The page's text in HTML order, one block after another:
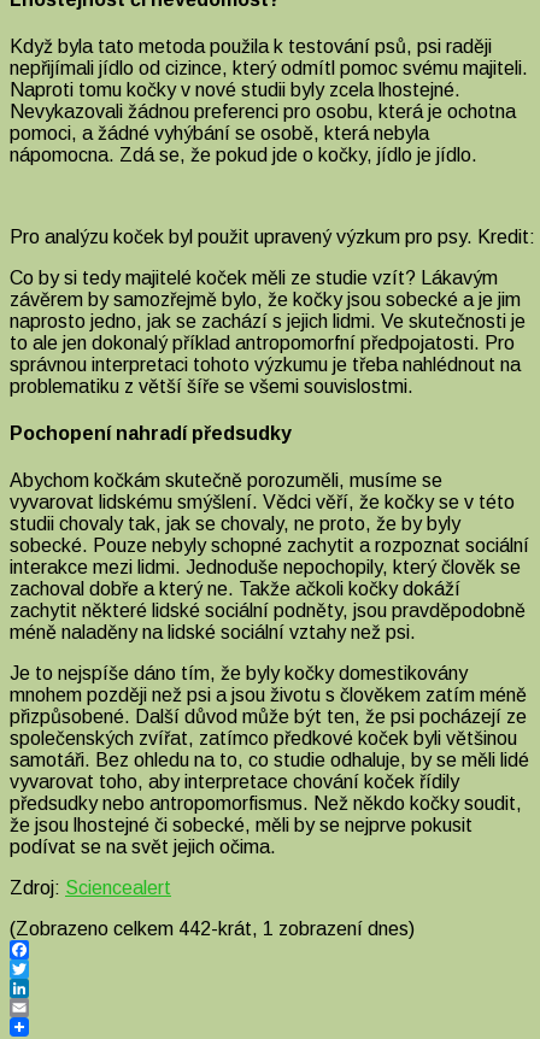
Když byla tato metoda použila k testování psů, psi raději
nepřijímali jídlo od cizince, který odmítl pomoc svému majiteli.
Naproti tomu kočky v nové studii byly zcela lhostejné.
Nevykazovali žádnou preferenci pro osobu, která je ochotna
pomoci, a žádné vyhýbání se osobě, která nebyla
nápomocna. Zdá se, že pokud jde o kočky, jídlo je jídlo.
Pro analýzu koček byl použit upravený výzkum pro psy. Kredit:
Co by si tedy majitelé koček měli ze studie vzít? Lákavým
závěrem by samozřejmě bylo, že kočky jsou sobecké a je jim
naprosto jedno, jak se zachází s jejich lidmi. Ve skutečnosti je
to ale jen dokonalý příklad antropomorfní předpojatosti. Pro
správnou interpretaci tohoto výzkumu je třeba nahlédnout na
problematiku z větší šíře se všemi souvislostmi.
Pochopení nahradí předsudky
Abychom kočkám skutečně porozuměli, musíme se
vyvarovat lidskému smýšlení. Vědci věří, že kočky se v této
studii chovaly tak, jak se chovaly, ne proto, že by byly
sobecké. Pouze nebyly schopné zachytit a rozpoznat sociální
interakce mezi lidmi. Jednoduše nepochopily, který člověk se
zachoval dobře a který ne. Takže ačkoli kočky dokáží
zachytit některé lidské sociální podněty, jsou pravděpodobně
méně naladěny na lidské sociální vztahy než psi.
Je to nejspíše dáno tím, že byly kočky domestikovány
mnohem později než psi a jsou životu s člověkem zatím méně
přizpůsobené. Další důvod může být ten, že psi pocházejí ze
společenských zvířat, zatímco předkové koček byli většinou
samotáři. Bez ohledu na to, co studie odhaluje, by se měli lidé
vyvarovat toho, aby interpretace chování koček řídily
předsudky nebo antropomorfismus. Než někdo kočky soudit,
že jsou lhostejné či sobecké, měli by se nejprve pokusit
podívat se na svět jejich očima.
Zdroj: Sciencealert
(Zobrazeno celkem 442-krát, 1 zobrazení dnes)
Facebook
Twitter
LinkedIn
Email